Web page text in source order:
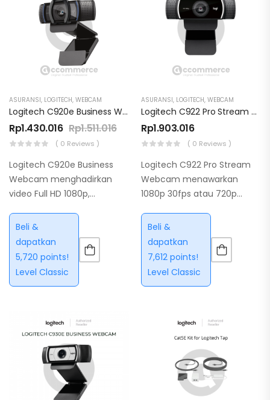
ASURANSI, LOGITECH, WEBCAM
Logitech C920e Business Webcam Full HD 1080p
Rp1.430.016 Rp1.511.016
( 0 Reviews )
Logitech C920e Business
Webcam menghadirkan
video Full HD 1080p,
microphone, dan privacy
shutter untuk meeting
online yang lebih
profesional.
Beli &
dapatkan
5,720 points!
Level Classic
ASURANSI, LOGITECH, WEBCAM
Logitech C922 Pro Stream Webcam
Rp1.903.016
( 0 Reviews )
Logitech C922 Pro Stream
Webcam menawarkan
1080p 30fps atau 720p
dual stereo mic, auto light
correction, dan tripod
mount untuk streaming
gaming dan meeting
profesional.
Beli &
dapatkan
7,612 points!
Level Classic